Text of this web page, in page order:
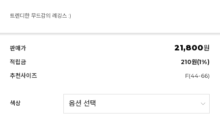
트렌디한 무드감의 레깅스 :)
판매가 21,800원
적립금
210원(1%)
추천사이즈
F(44-66)
색상